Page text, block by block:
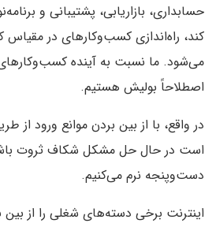
حسابداری، بازاریابی، پشتیبانی و
کند، راه‌اندازی کسب‌وکارهای در
می‌شود. ما نسبت به آینده
اصطلاحاً بولیش هستیم.
در واقع، با از بین بردن موانع ورود
است در حال حل مشکل شکاف ثروت
دست‌وپنجه نرم می‌کنیم.
اینترنت برخی دسته‌های شغلی را از بین